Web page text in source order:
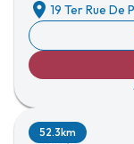
19 Ter Rue De
52.3km